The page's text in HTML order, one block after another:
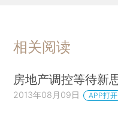
相关阅读
房地产调控等待新
2013年08月09日 APP打开